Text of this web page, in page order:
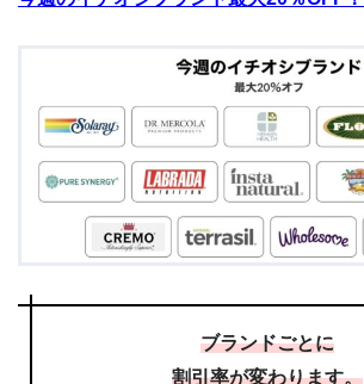
ブランドごとに
割引率が変わります。